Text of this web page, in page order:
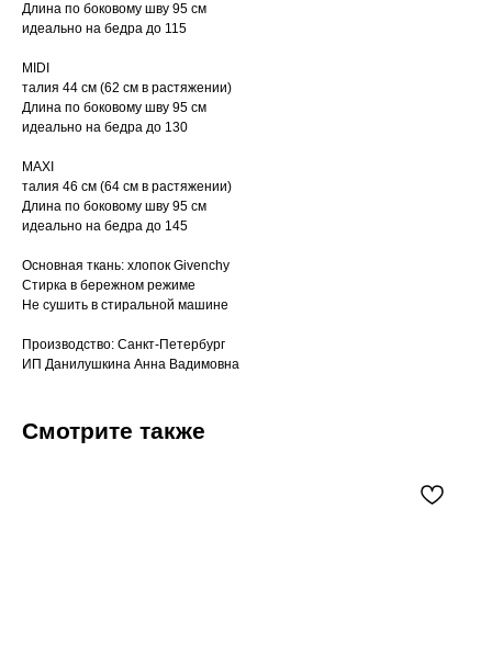
Длина по боковому шву 95 см
идеально на бедра до 115
MIDI
талия 44 см (62 см в растяжении)
Длина по боковому шву 95 см
идеально на бедра до 130
MAXI
талия 46 см (64 см в растяжении)
Длина по боковому шву 95 см
идеально на бедра до 145
Основная ткань: хлопок Givenchy
Cтирка в бережном режиме
Не сушить в стиральной машине
Производство: Санкт-Петербург
ИП Данилушкина Анна Вадимовна
Смотрите также